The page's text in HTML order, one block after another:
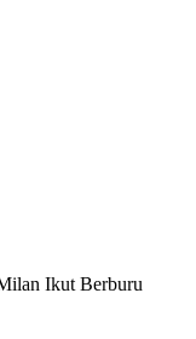
Ikut Berburu